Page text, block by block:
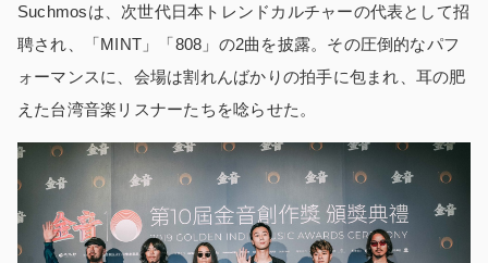
Suchmosは、次世代日本トレンドカルチャーの代表として招
聘され、「MINT」「808」の2曲を披露。その圧倒的なパフ
ォーマンスに、会場は割れんばかりの拍手に包まれ、耳の肥
えた台湾音楽リスナーたちを唸らせた。